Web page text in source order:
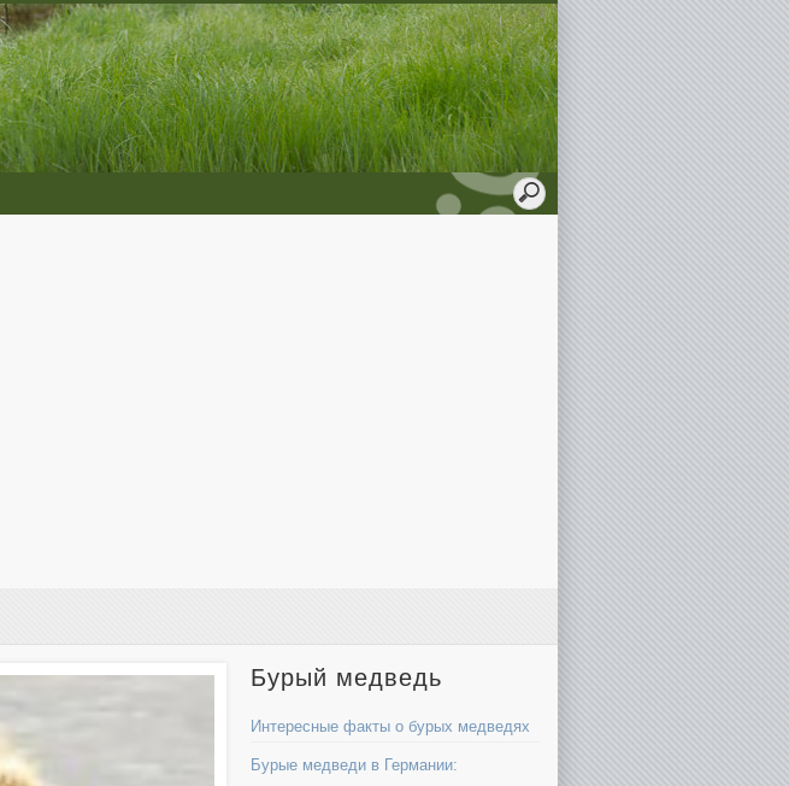
Бурый медведь
Интересные факты о бурых медведях
Бурые медведи в Германии: